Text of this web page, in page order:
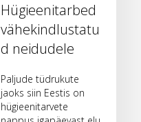
Hügieenitarbed
vähekindlustatu
d neidudele
Paljude tüdrukute
jaoks siin Eestis on
hügieenitarvete